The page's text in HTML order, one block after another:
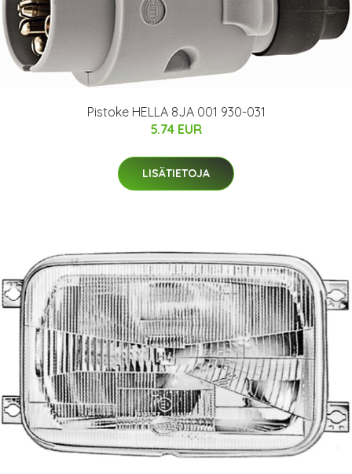
Pistoke HELLA 8JA 001 930-031
5.74 EUR
LISÄTIETOJA